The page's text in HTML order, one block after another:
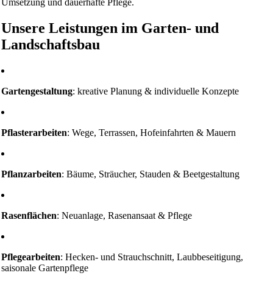
Umsetzung und dauerhafte Pflege.
Unsere Leistungen im Garten- und
Landschaftsbau
Gartengestaltung: kreative Planung & individuelle Konzepte
Pflasterarbeiten: Wege, Terrassen, Hofeinfahrten & Mauern
Pflanzarbeiten: Bäume, Sträucher, Stauden & Beetgestaltung
Rasenflächen: Neuanlage, Rasenansaat & Pflege
Pflegearbeiten: Hecken- und Strauchschnitt, Laubbeseitigung,
saisonale Gartenpflege